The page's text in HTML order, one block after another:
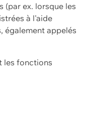
(par ex. lorsque les
à l'aide
également appelés
les fonctions